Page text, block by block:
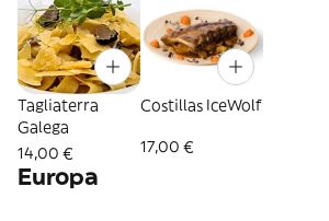
Tagliaterra
Galega
14,00 €
Costillas IceWolf
17,00 €
Europa